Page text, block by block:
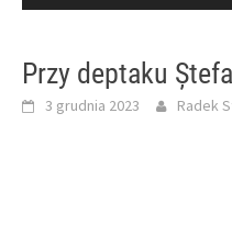
Przy deptaku
3 grudnia 2023 Radek